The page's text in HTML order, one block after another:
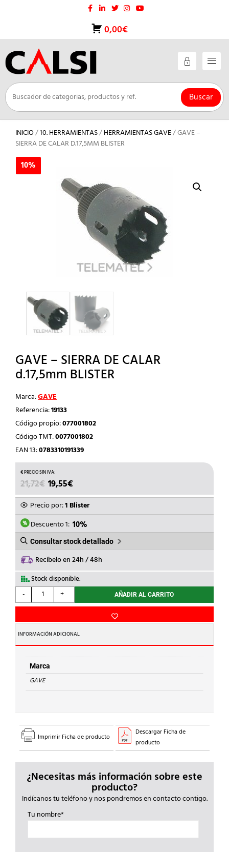
0,00€
Buscar
INICIO/10. HERRAMIENTAS/HERRAMIENTAS GAVE/ GAVE –
SIERRA DE CALAR D.17,5MM BLISTER
10%
GAVE – SIERRA DE CALAR
d.17,5mm BLISTER
Marca:GAVE
Referencia:19133
Código propio:077001802
Código TMT:0077001802
EAN 13:0783310191339
21,72€ EL
PRECIO
ORIGINAL
ERA:
21,72€.
19,55€
PRECIO
ACTUAL
ES:
19,55€.
Precio por:1 Blister
Descuento 1: 10%
Consultar stock detallado
Recíbelo en 24h / 48h
Stock disponible.
-
GAVE
-
DE
CALAR
d.17,5mm
BLISTER
cantidad
+ AÑADIR AL CARRITO
INFORMACIÓN ADICIONAL
Marca
GAVE
10%
Imprimir Ficha de producto
Descargar Ficha de
producto
¿Necesitas más información sobre este
producto?
Indícanos tu teléfono y nos pondremos en contacto contigo.
Tu nombre*